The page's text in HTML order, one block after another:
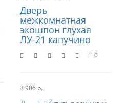
Дверь
межкомнатная
экошпон глухая
ЛУ-21 капучино
0
3 906 р.